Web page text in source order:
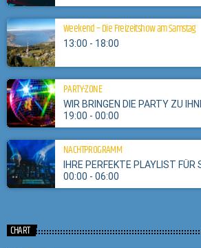
Weekend – Die Freizeitshow am Samstag
13:00 - 18:00
PARTY-ZONE
WIR BRINGEN DIE PARTY ZU
19:00 - 00:00
NACHTPROGRAMM
IHRE PERFEKTE PLAYLIST FÜR
00:00 - 06:00
CHART